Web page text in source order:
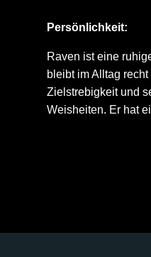
Persönlichkeit:
Raven ist eine
bleibt im Alltag
Zielstrebigkeit und
Weisheiten. Er hat